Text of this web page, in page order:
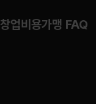
창업비용가맹 FAQ